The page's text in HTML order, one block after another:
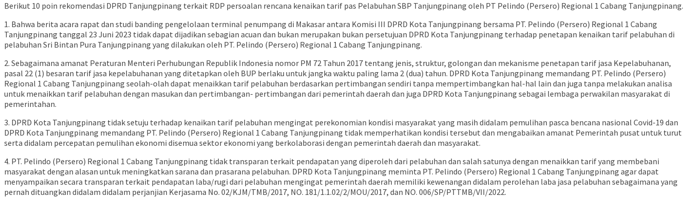
Berikut 10 poin rekomendasi DPRD Tanjungpinang terkait RDP persoalan rencana kenaikan tarif pas Pelabuhan SBP Tanjungpinang oleh PT Pelindo (Persero) Regional 1 Cabang Tanjungpinang.
1. Bahwa berita acara rapat dan studi banding pengelolaan terminal penumpang di Makasar antara Komisi III DPRD Kota Tanjungpinang bersama PT. Pelindo (Persero) Regional 1 Cabang
Tanjungpinang tanggal 23 Juni 2023 tidak dapat dijadikan sebagian acuan dan bukan merupakan bukan persetujuan DPRD Kota Tanjungpinang terhadap penetapan kenaikan tarif pelabuhan di
pelabuhan Sri Bintan Pura Tanjungpinang yang dilakukan oleh PT. Pelindo (Persero) Regional 1 Cabang Tanjungpinang.
2. Sebagaimana amanat Peraturan Menteri Perhubungan Republik Indonesia nomor PM 72 Tahun 2017 tentang jenis, struktur, golongan dan mekanisme penetapan tarif jasa Kepelabuhanan,
pasal 22 (1) besaran tarif jasa kepelabuhanan yang ditetapkan oleh BUP berlaku untuk jangka waktu paling lama 2 (dua) tahun. DPRD Kota Tanjungpinang memandang PT. Pelindo (Persero)
Regional 1 Cabang Tanjungpinang seolah-olah dapat menaikkan tarif pelabuhan berdasarkan pertimbangan sendiri tanpa mempertimbangkan hal-hal lain dan juga tanpa melakukan analisa
untuk menaikkan tarif pelabuhan dengan masukan dan pertimbangan- pertimbangan dari pemerintah daerah dan juga DPRD Kota Tanjungpinang sebagai lembaga perwakilan masyarakat di
pemerintahan.
3. DPRD Kota Tanjungpinang tidak setuju terhadap kenaikan tarif pelabuhan mengingat perekonomian kondisi masyarakat yang masih didalam pemulihan pasca bencana nasional Covid-19 dan
DPRD Kota Tanjungpinang memandang PT. Pelindo (Persero) Regional 1 Cabang Tanjungpinang tidak memperhatikan kondisi tersebut dan mengabaikan amanat Pemerintah pusat untuk turut
serta didalam percepatan pemulihan ekonomi disemua sektor ekonomi yang berkolaborasi dengan pemerintah daerah dan masyarakat.
4. PT. Pelindo (Persero) Regional 1 Cabang Tanjungpinang tidak transparan terkait pendapatan yang diperoleh dari pelabuhan dan salah satunya dengan menaikkan tarif yang membebani
masyarakat dengan alasan untuk meningkatkan sarana dan prasarana pelabuhan. DPRD Kota Tanjungpinang meminta PT. Pelindo (Persero) Regional 1 Cabang Tanjungpinang agar dapat
menyampaikan secara transparan terkait pendapatan laba/rugi dari pelabuhan mengingat pemerintah daerah memiliki kewenangan didalam perolehan laba jasa pelabuhan sebagaimana yang
pernah dituangkan didalam didalam perjanjian Kerjasama No. 02/KJM/TMB/2017, NO. 181/1.1.02/2/MOU/2017, dan NO. 006/SP/PTTMB/VII/2022.